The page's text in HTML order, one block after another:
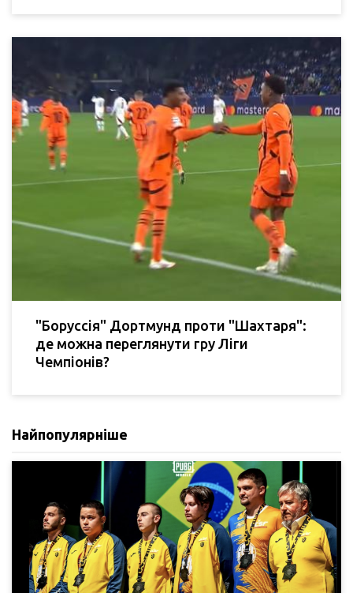
"Боруссія" Дортмунд проти "Шахтаря":
де можна переглянути гру Ліги
Чемпіонів?
Найпопулярніше